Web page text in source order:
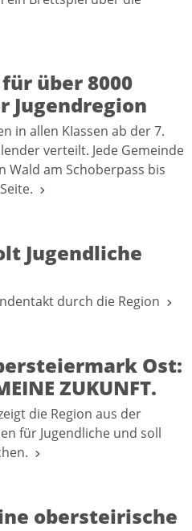
über 8000
Jugendregion
in allen KIassen ab der 7.
verteilt. Jede Gemeinde
Wald am Schoberpass bis
Jugendliche
durch die Region
Ost:
ZUKUNFT.
die Region aus der
für Jugendliche und soll
obersteirische